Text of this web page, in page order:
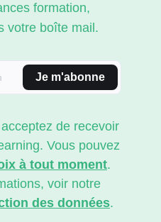
formation,
votre boîte mail.
Je m'abonne
de recevoir
Vous pouvez
à tout moment.
voir notre
des données.